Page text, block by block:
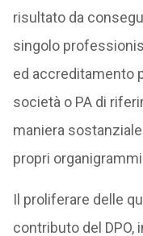
risultato da
singolo
ed accreditamento
società o PA di
maniera
propri
Il proliferare delle
contributo del DPO,